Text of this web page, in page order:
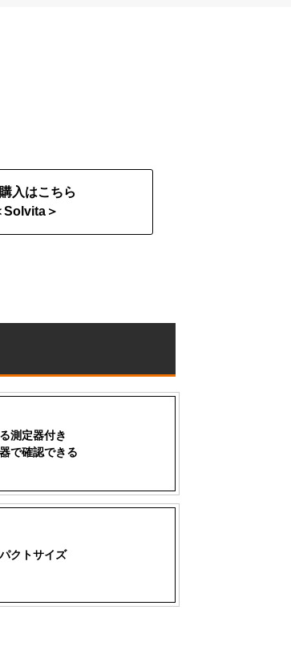
入はこちら
Solvita＞
測定器付き
で確認できる
クトサイズ